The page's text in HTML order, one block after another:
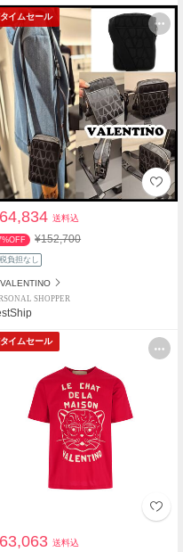
タイムセール
送料込
¥152,700
負担なし
VALENTINO
SHOPPER
タイムセール
送料込